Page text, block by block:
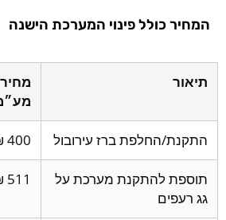
המחיר כולל פינוי המערכת הישנה
תיאור
התקנת/החלפת ברז עירובול 400 ₪
תוספת להתקנת מערכת על
גג רעפים
511 ₪